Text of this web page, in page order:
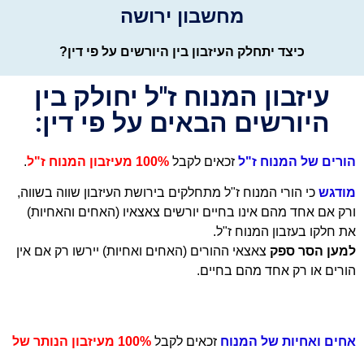
מחשבון ירושה
כיצד יתחלק העיזבון בין היורשים על פי דין?
עיזבון המנוח ז"ל יחולק בין
היורשים הבאים על פי דין:
הורים של המנוח ז"ל זכאים לקבל 100% מעיזבון המנוח ז"ל .
מודגש כי הורי המנוח ז"ל מתחלקים בירושת העיזבון שווה בשווה,
ורק אם אחד מהם אינו בחיים יורשים צאצאיו (האחים והאחיות)
את חלקו בעזבון המנוח ז"ל.
למען הסר ספק צאצאי ההורים (האחים ואחיות) יירשו רק אם אין
הורים או רק אחד מהם בחיים.
אחים ואחיות של המנוח זכאים לקבל
100% מעיזבון הנותר של